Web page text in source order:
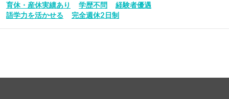
育休・産休実績あり
学歴不問
経験者優遇
語学力を活かせる
完全週休2日制